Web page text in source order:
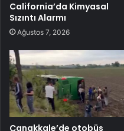
California’da Kimyasal
Sızıntı Alarmı
Ağustos 7, 2026
Çanakkale’de otobüs